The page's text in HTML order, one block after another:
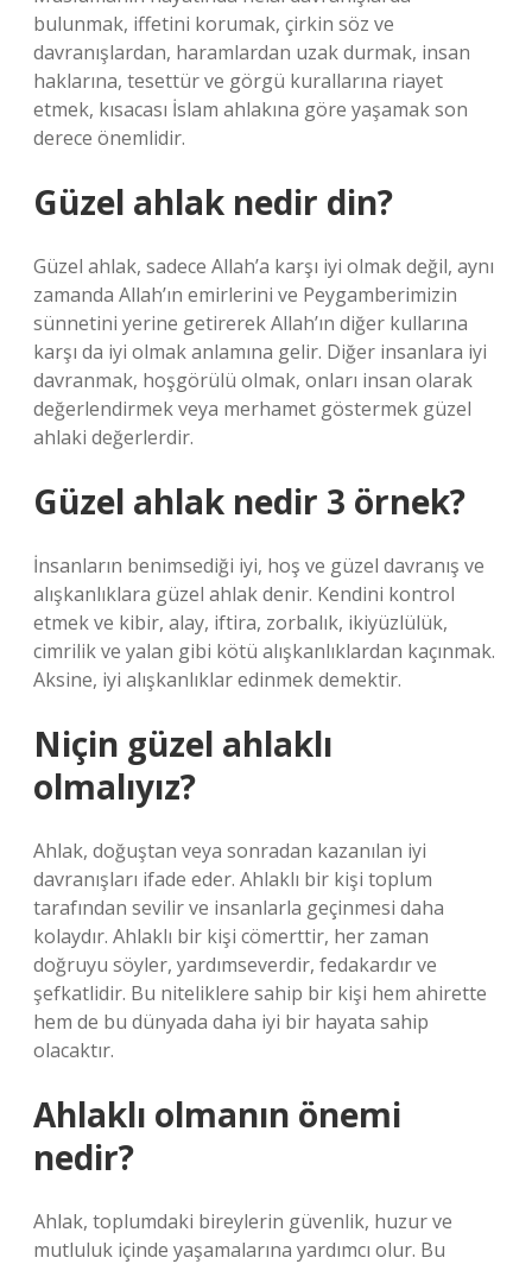
bulunmak, iffetini korumak, çirkin söz ve
davranışlardan, haramlardan uzak durmak, insan
haklarına, tesettür ve görgü kurallarına riayet
etmek, kısacası İslam ahlakına göre yaşamak son
derece önemlidir.
Güzel ahlak nedir din?
Güzel ahlak, sadece Allah’a karşı iyi olmak değil, aynı
zamanda Allah’ın emirlerini ve Peygamberimizin
sünnetini yerine getirerek Allah’ın diğer kullarına
karşı da iyi olmak anlamına gelir. Diğer insanlara iyi
davranmak, hoşgörülü olmak, onları insan olarak
değerlendirmek veya merhamet göstermek güzel
ahlaki değerlerdir.
Güzel ahlak nedir 3 örnek?
İnsanların benimsediği iyi, hoş ve güzel davranış ve
alışkanlıklara güzel ahlak denir. Kendini kontrol
etmek ve kibir, alay, iftira, zorbalık, ikiyüzlülük,
cimrilik ve yalan gibi kötü alışkanlıklardan kaçınmak.
Aksine, iyi alışkanlıklar edinmek demektir.
Niçin güzel ahlaklı
olmalıyız?
Ahlak, doğuştan veya sonradan kazanılan iyi
davranışları ifade eder. Ahlaklı bir kişi toplum
tarafından sevilir ve insanlarla geçinmesi daha
kolaydır. Ahlaklı bir kişi cömerttir, her zaman
doğruyu söyler, yardımseverdir, fedakardır ve
şefkatlidir. Bu niteliklere sahip bir kişi hem ahirette
hem de bu dünyada daha iyi bir hayata sahip
olacaktır.
Ahlaklı olmanın önemi
nedir?
Ahlak, toplumdaki bireylerin güvenlik, huzur ve
mutluluk içinde yaşamalarına yardımcı olur. Bu